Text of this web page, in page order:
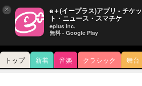
トップ 新着 音楽 クラシック 舞台
× e＋(イープラス)アプリ - チケッ
ト・ニュース・スマチケ
eplus inc.
無料 - Google Play